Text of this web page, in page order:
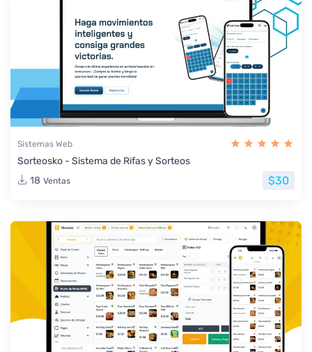
Sistemas Web
Sorteosko - Sistema de Rifas y Sorteos
18 Ventas $30